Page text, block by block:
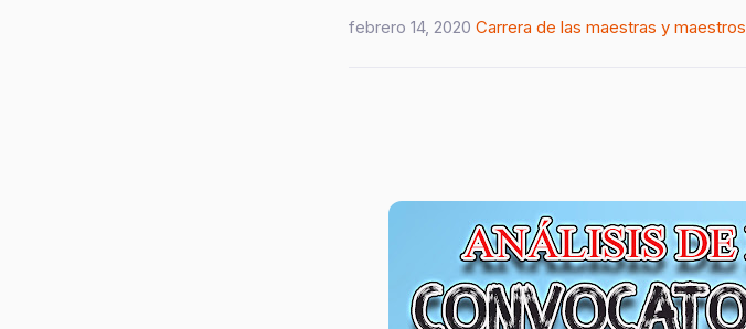
febrero 14, 2020 Carrera de las maestras y maestros